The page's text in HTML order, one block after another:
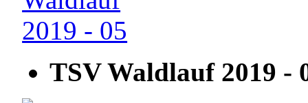
TSV Waldlauf 2019 -